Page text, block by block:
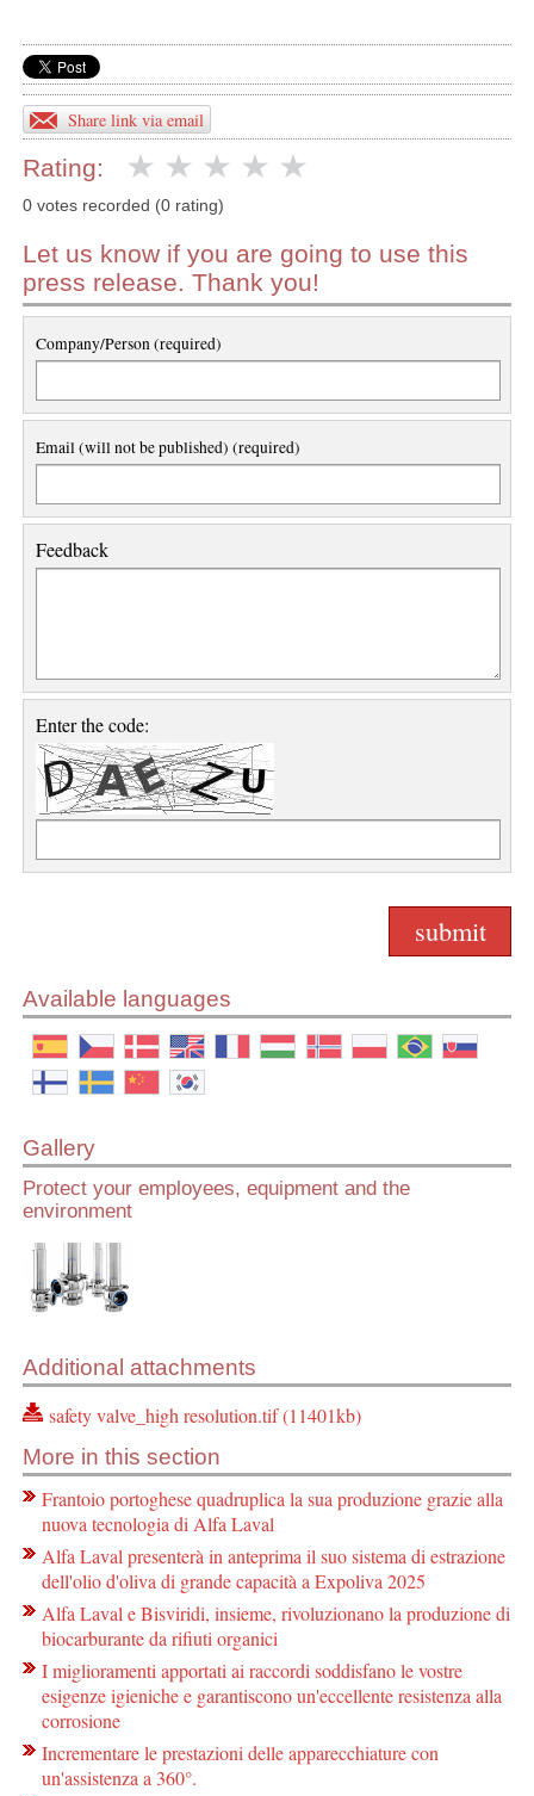
Share link via email
Rating:
0 votes recorded (0 rating)
Let us know if you are going to use this
press release. Thank you!
Company/Person (required)
Email (will not be published) (required)
Feedback
Enter the code:
Available languages
Gallery
Protect your employees, equipment and the
environment
Additional attachments
safety valve_high resolution.tif (11401kb)
More in this section
Frantoio portoghese quadruplica la sua produzione grazie alla
nuova tecnologia di Alfa Laval
Alfa Laval presenterà in anteprima il suo sistema di estrazione
dell'olio d'oliva di grande capacità a Expoliva 2025
Alfa Laval e Bisviridi, insieme, rivoluzionano la produzione di
biocarburante da rifiuti organici
I miglioramenti apportati ai raccordi soddisfano le vostre
esigenze igieniche e garantiscono un'eccellente resistenza alla
corrosione
Incrementare le prestazioni delle apparecchiature con
un'assistenza a 360°.